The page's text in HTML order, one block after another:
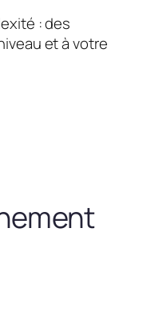
: des
et à votre